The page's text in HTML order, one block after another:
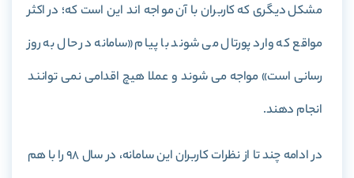
مشکل دیگری که کاربران با آن مواجه اند این است که؛ در اکثر
مواقع که وارد پورتال می شوند با پیام «سامانه در حال به روز
رسانی است» مواجه می شوند و عملا هیچ اقدامی نمی توانند
انجام دهند.
در ادامه چند تا از نظرات کاربران این سامانه، در سال 98 را با هم